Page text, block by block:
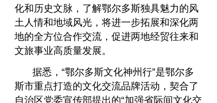
化和历史文脉，了解鄂尔多斯独具魅力的风
土人情和地域风光，将进一步拓展和深化两
地的全方位合作交流，促进两地经贸往来和
文旅事业高质量发展。
据悉，“鄂尔多斯文化神州行”是鄂尔多
斯市重点打造的文化交流品牌活动，契合了
自治区党委宣传部提出的“加强省际间文化交